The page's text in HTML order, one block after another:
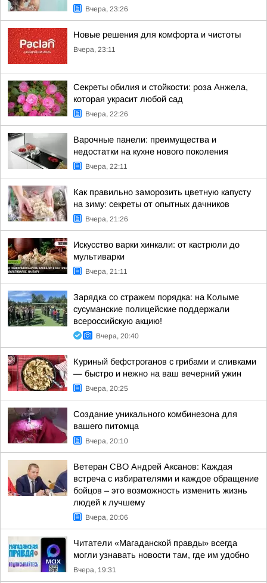
Вчера, 23:26
Новые решения для комфорта и чистоты
Вчера, 23:11
Секреты обилия и стойкости: роза Анжела,
которая украсит любой сад
Вчера, 22:26
Варочные панели: преимущества и
недостатки на кухне нового поколения
Вчера, 22:11
Как правильно заморозить цветную капусту
на зиму: секреты от опытных дачников
Вчера, 21:26
Искусство варки хинкали: от кастрюли до
мультиварки
Вчера, 21:11
Зарядка со стражем порядка: на Колыме
сусуманские полицейские поддержали
всероссийскую акцию!
Вчера, 20:40
Куриный бефстроганов с грибами и сливками
— быстро и нежно на ваш вечерний ужин
Вчера, 20:25
Создание уникального комбинезона для
вашего питомца
Вчера, 20:10
Ветеран СВО Андрей Аксанов: Каждая
встреча с избирателями и каждое обращение
бойцов – это возможность изменить жизнь
людей к лучшему
Вчера, 20:06
Читатели «Магаданской правды» всегда
могли узнавать новости там, где им удобно
Вчера, 19:31